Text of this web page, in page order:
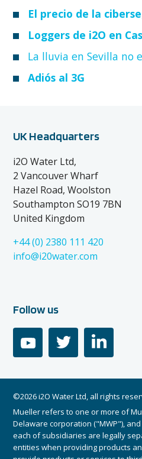
El precio de la
Loggers de i2O en
La lluvia en Sevilla no
Adiós al 3G
UK Headquarters
i2O Water Ltd,
2 Vancouver Wharf
Hazel Road, Woolston
Southampton SO19 7BN
United Kingdom
+44 (0) 2380 111 420
info@i20water.com
Follow us
youtube linkedin
©2026 i2O Water Ltd, all rights
Mueller refers to one or more of
Delaware corporation ("MWP"),
each of subsidiaries are legally
entities when providing products